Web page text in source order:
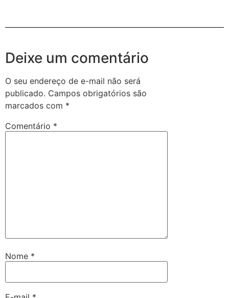
Deixe um comentário
O seu endereço de e-mail não será
publicado. Campos obrigatórios são
marcados com *
Comentário *
Nome *